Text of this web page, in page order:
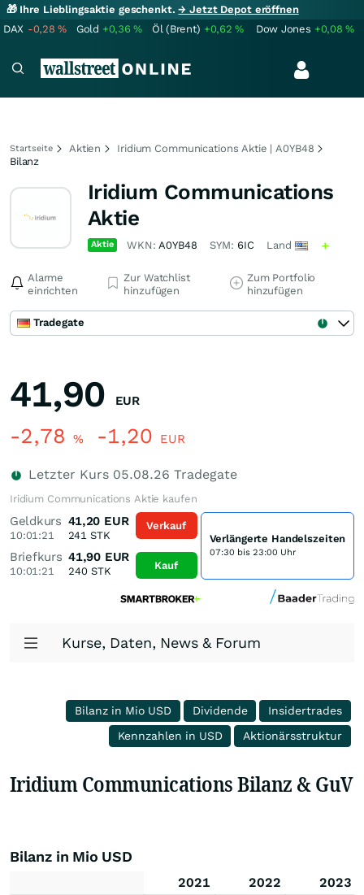
🎁 Ihre Lieblingsaktie geschenkt.→ Jetzt Depot eröffnen
DAX -0,28% Gold +0,36% Öl (Brent) +0,62% Dow Jones +0,08%
Startseite Aktien
Iridium Communications Aktie | A0YB48
Bilanz
Iridium Communications
Aktie
Aktie WKN:A0YB48 SYM: 6IC Land
Alarme
einrichten
Zur Watchlist
hinzufügen
Zum Portfolio
hinzufügen
Tradegate
41,90 EUR
-2,78 % -1,20 EUR
Letzter Kurs 05.08.26 Tradegate
Iridium Communications Aktie kaufen
Geldkurs
10:01:21
41,20 EUR
241 STK
Briefkurs
10:01:21
41,90 EUR
240STK
Verkauf
Kauf
Verlängerte Handelszeiten
07:30 bis 23:00 Uhr
Kurse, Daten, News & Forum
Bilanz in Mio USD Dividende
Insidertrades
Kennzahlen in USD
Aktionärsstruktur
Iridium Communications Bilanz & GuV
Bilanz in Mio USD
2021 2022
2023